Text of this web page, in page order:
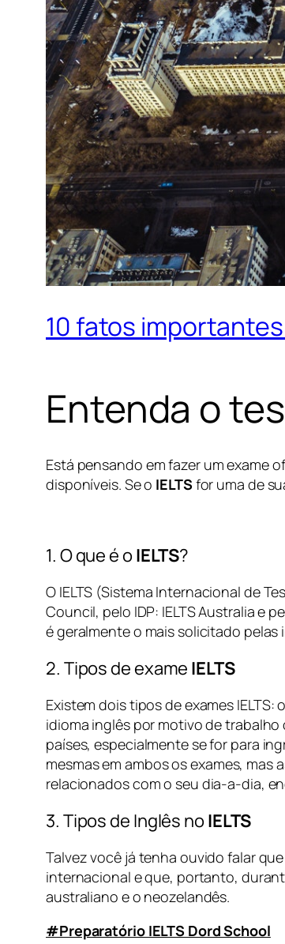
10 fatos importantes
Entenda o
Está pensando em fazer um exame
disponíveis. Se o IELTSfor uma de
1. O que é oIELTS?
O IELTS (Sistema Internacional de
Council, pelo IDP: IELTS Australia e
é geralmente o mais solicitado
2. Tipos de exame IELTS
Existem dois tipos de exames IELTS:
idioma inglês por motivo de
países, especialmente se for para
mesmas em ambos os exames,
relacionados com o seu dia-a-dia,
3. Tipos de Inglês noIELTS
Talvez você já tenha ouvido falar
internacional e que, portanto,
australiano e o neozelandês.
#Preparatório IELTS Dord School